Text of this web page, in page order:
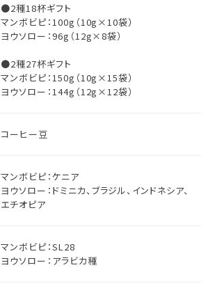
●2種18杯ギフト
マンボビピ：100g（10g×10袋）
ヨウソロー：96g（12g×8袋）
●2種27杯ギフト
マンボビピ：150g（10g×15袋）
ヨウソロー：144g（12g×12袋）
コーヒー豆
マンボビピ：ケニア
ヨウソロー：ドミニカ、ブラジル、インドネシア、
エチオピア
マンボビピ：SL28
ヨウソロー：アラビカ種